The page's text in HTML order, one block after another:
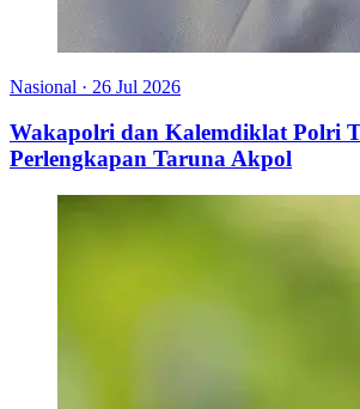
Nasional · 26 Jul 2026
Wakapolri dan Kalemdiklat Polri
Perlengkapan Taruna Akpol